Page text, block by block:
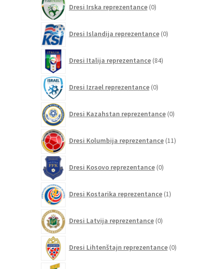
Dresi Irska reprezentance 0izdelkov
Dresi Islandija reprezentance 0izdelkov
Dresi Italija reprezentance 84izdelkov
Dresi Izrael reprezentance 0izdelkov
Dresi Kazahstan reprezentance 0izdelkov
Dresi Kolumbija reprezentance 11izdelkov
Dresi Kosovo reprezentance 0izdelkov
Dresi Kostarika reprezentance 1izdelek
Dresi Latvija reprezentance 0izdelkov
Dresi Lihtenštajn reprezentance 0izdelkov